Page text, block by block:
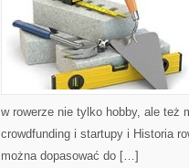
w rowerze nie tylko hobby, ale też
crowdfunding i startupy i Historia
można dopasować do […]